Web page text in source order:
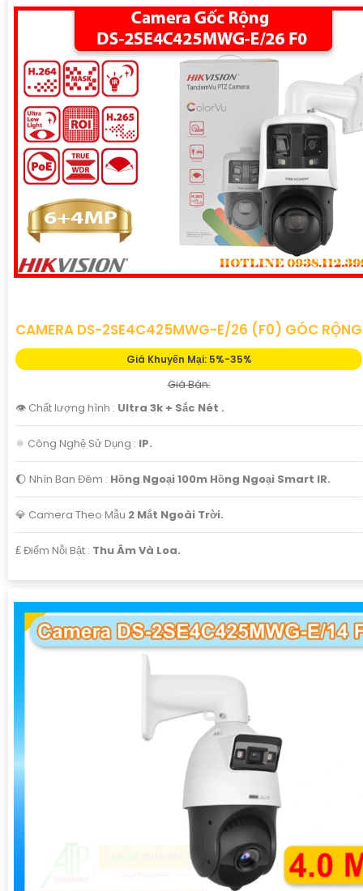
CAMERA DS-2SE4C425MWG-E/26 (F0) GÓC RỘNG
Giá Khuyến Mại: 5%-35%
Giá Bán:
👁 Chất lượng hình : Ultra 3k + Sắc Nét .
⚛️ Công Nghệ Sử Dụng : IP.
🌔 Nhìn Ban Đêm : Hồng Ngoại 100m Hồng Ngoại Smart IR.
💎 Camera Theo Mẫu 2 Mắt Ngoài Trời.
️₤ Điểm Nỗi Bật : Thu Âm Và Loa.